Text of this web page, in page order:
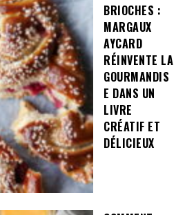
BRIOCHES :
MARGAUX
AYCARD
RÉINVENTE LA
GOURMANDIS
E DANS UN
LIVRE
CRÉATIF ET
DÉLICIEUX